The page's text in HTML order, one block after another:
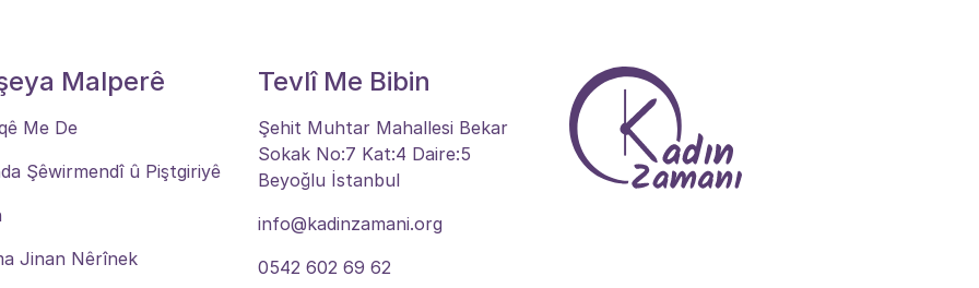
Malperê
Me De
Şêwirmendî û Piştgiriyê
Jinan Nêrînek
Tevlî Me Bibin
Şehit Muhtar Mahallesi Bekar
Sokak No:7 Kat:4 Daire:5
Beyoğlu İstanbul
info@kadinzamani.org
0542 602 69 62